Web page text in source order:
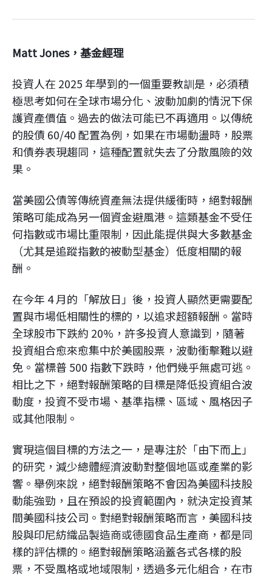
企業永續
客戶服務
線上交易
Matt Jones，基金經理
投資人在 2025 年學到的一個重要教訓是，必須積
極思考如何在全球市場分化、波動加劇的情況下保
護資產價值。過去的做法可能已不再適用。以傳統
的股債 60/40 配置為例，如果在市場動盪時，股票
和債券表現趨同，這種配置就失去了分散風險的效
果。
當美國公債等傳統資產無法提供緩衝時，絕對報酬
策略可能成為另一個資金避風港。這類基金不受任
何指數或市場比重限制，因此能提供與大多數基金
（尤其是追蹤指數的被動型基金）低度相關的報
酬。
在今年 4 月的「解放日」後，投資人顯然更需要配
置與市場低相關性的標的，以追求超額報酬。當時
全球股市下跌約 20%，許多投資人意識到，隨著
投資組合愈來愈集中於美國股票，波動衝擊難以避
免。當標普 500 指數下跌時，他們幾乎無處可逃。
相比之下，絕對報酬策略的目標是降低投資組合波
動度，投資不受市場、基準指標、區域、風格因子
或其他限制。
實現這個目標的方法之一，是專注於「由下而上」
的研究，減少總體經濟波動對整個地區或產業的影
響。舉例來說，絕對報酬策略不會因為美國科技股
動能強勁，且在預設的投資範圍內，就決定投資某
間美國科技公司。對絕對報酬策略而言，美國科技
股與印尼紡織品製造商或德國食品生產商，都是同
樣的評估標的。絕對報酬策略涵蓋各式各樣的股
票，不受風格或地域限制，透過多元化組合，在市